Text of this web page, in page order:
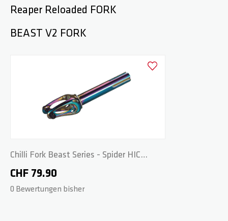
Reaper Reloaded FORK
BEAST V2 FORK
Chilli Fork Beast Series - Spider HIC
160mm - Neochrome
CHF 79.90
0 Bewertungen bisher
Zur Wunschliste hinzufügen